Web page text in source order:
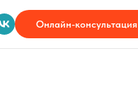
Онлайн-консультация